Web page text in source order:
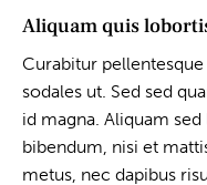
Aliquam quis
Curabitur
sodales ut. Sed sed
id magna. Aliquam
bibendum, nisi et
metus, nec dapibus